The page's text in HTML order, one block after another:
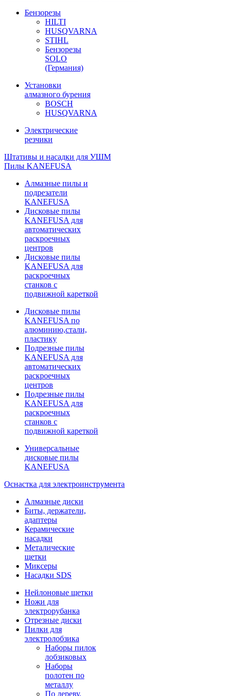
Бензорезы
HILTI
HUSQVARNA
STIHL
Бензорезы
SOLO
(Германия)
Установки
алмазного бурения
BOSCH
HUSQVARNA
Электрические
резчики
Штативы и насадки для УШМ
Пилы KANEFUSA
Алмазные пилы и
подрезатели
KANEFUSA
Дисковые пилы
KANEFUSA для
автоматических
раскроечных
центров
Дисковые пилы
KANEFUSA для
раскроечных
станков с
подвижной кареткой
Дисковые пилы
KANEFUSA по
алюминию,стали,
пластику
Подрезные пилы
KANEFUSA для
автоматических
раскроечных
центров
Подрезные пилы
KANEFUSA для
раскроечных
станков с
подвижной кареткой
Универсальные
дисковые пилы
KANEFUSA
Оснастка для электроинструмента
Алмазные диски
Биты, держатели,
адаптеры
Керамические
насадки
Металические
щетки
Миксеры
Насадки SDS
Нейлоновые щетки
Ножи для
электрорубанка
Отрезные диски
Пилки для
электролобзика
Наборы пилок
лобзиковых
Наборы
полотен по
металлу
По дереву,